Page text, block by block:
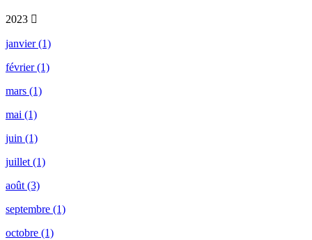
2023
janvier (1)
février (1)
mars (1)
mai (1)
juin (1)
juillet (1)
août (3)
septembre (1)
octobre (1)